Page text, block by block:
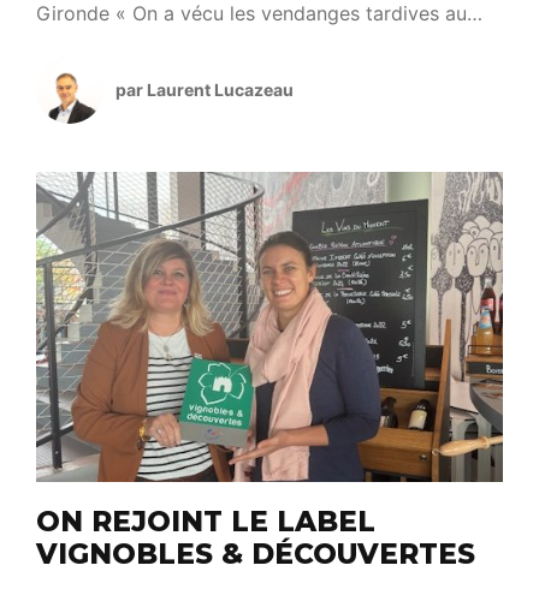
Gironde « On a vécu les vendanges tardives au
partager une matinée immersive au cœur des
vendanges tardives, au Domaine des Princes à
Mortagne-sur-Gironde le samedi 11 octobre
dernier. On a découvert l’art délicat […]
par Laurent Lucazeau
ON REJOINT LE LABEL
VIGNOBLES & DÉCOUVERTES